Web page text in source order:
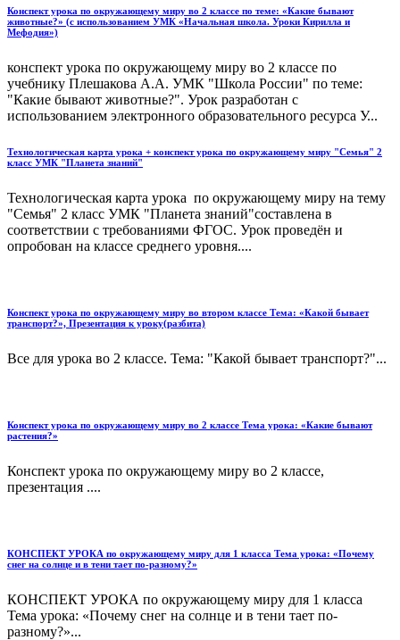
Конспект урока по окружающему миру во 2 классе по теме: «Какие бывают
животные?» (с использованием УМК «Начальная школа. Уроки Кирилла и
Мефодия»)
конспект урока по окружающему миру во 2 классе по
учебнику Плешакова А.А. УМК "Школа России" по теме:
"Какие бывают животные?". Урок разработан с
использованием электронного образовательного ресурса У...
Технологическая карта урока + конспект урока по окружающему миру "Семья" 2
класс УМК "Планета знаний"
Технологическая карта урока по окружающему миру на тему
"Семья" 2 класс УМК "Планета знаний"составлена в
соответствии с требованиями ФГОС. Урок проведён и
опробован на классе среднего уровня....
Конспект урока по окружающему миру во втором классе Тема: «Какой бывает
транспорт?», Презентация к уроку(разбита)
Все для урока во 2 классе. Тема: "Какой бывает транспорт?"...
Конспект урока по окружающему миру во 2 классе Тема урока: «Какие бывают
растения?»
Конспект урока по окружающему миру во 2 классе,
презентация ....
КОНСПЕКТ УРОКА по окружающему миру для 1 класса Тема урока: «Почему
снег на солнце и в тени тает по-разному?»
КОНСПЕКТ УРОКА по окружающему миру для 1 класса
Тема урока: «Почему снег на солнце и в тени тает по-
разному?»...